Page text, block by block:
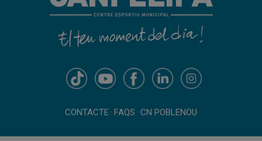
CONTACTE · FAQS · CN POBLENOU